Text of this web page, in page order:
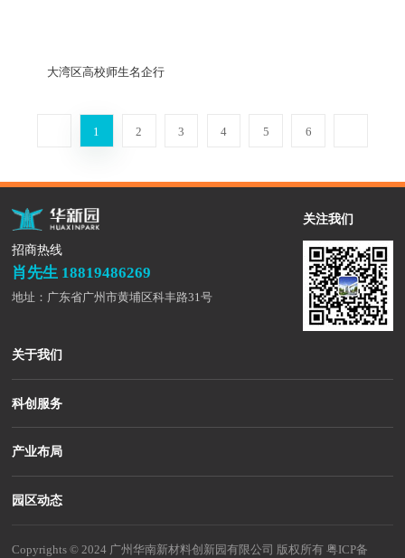
大湾区高校师生名企行
1 2 3 4 5 6
招商热线
肖先生 18819486269
地址：广东省广州市黄埔区科丰路31号
关于我们
科创服务
产业布局
园区动态
关注我们
Copyrights © 2024 广州华南新材料创新园有限公司 版权所有粤ICP备